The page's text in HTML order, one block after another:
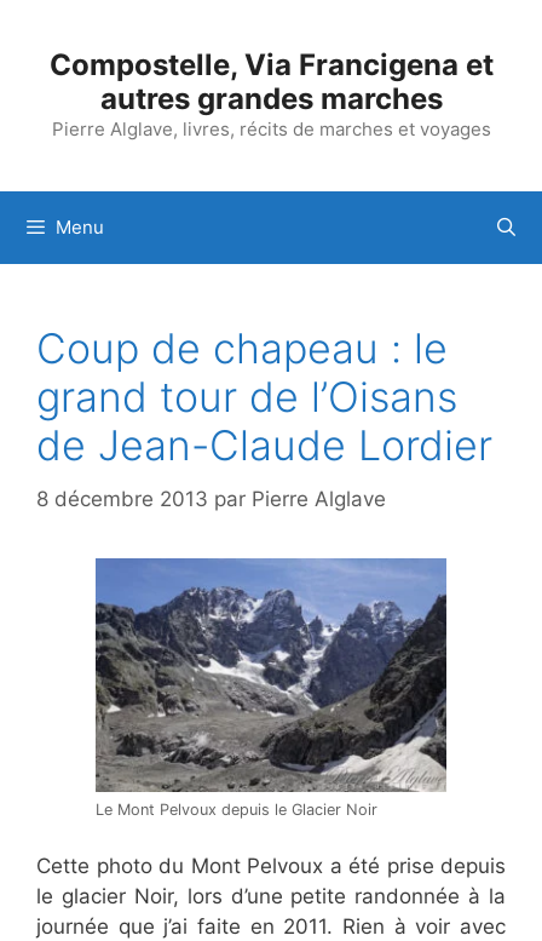
contenuCompostelle, Via Francigena et
autres grandes marches
Pierre Alglave, livres, récits de marches et voyages
Menu
Coup de chapeau : le
grand tour de l’Oisans
de Jean-Claude Lordier
8 décembre 2013 par Pierre Alglave
Le Mont Pelvoux depuis le Glacier Noir
Cette photo du Mont Pelvoux a été prise depuis
le glacier Noir, lors d’une petite randonnée à la
journée que j’ai faite en 2011. Rien à voir avec